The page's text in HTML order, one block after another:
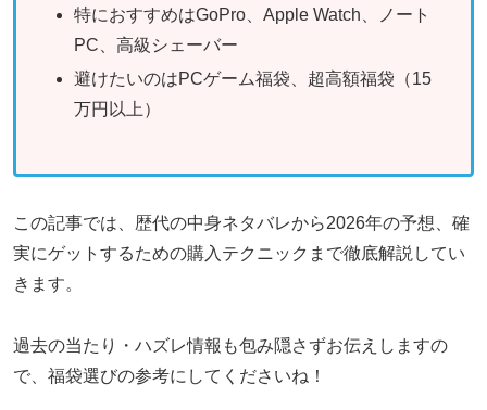
特におすすめはGoPro、Apple Watch、ノート
PC、高級シェーバー
避けたいのはPCゲーム福袋、超高額福袋（15
万円以上）
この記事では、歴代の中身ネタバレから2026年の予想、確
実にゲットするための購入テクニックまで徹底解説してい
きます。
過去の当たり・ハズレ情報も包み隠さずお伝えしますの
で、福袋選びの参考にしてくださいね！